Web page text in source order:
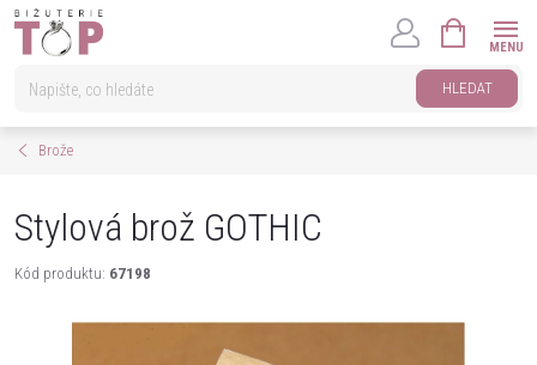
Přejít
HLEDAT
KOŠÍK
Brože
Stylová brož GOTHIC
Kód produktu: 67198